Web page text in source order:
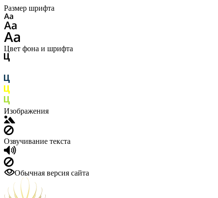
Размер шрифта
Цвет фона и шрифта
Изображения
Озвучивание текста
Обычная версия сайта